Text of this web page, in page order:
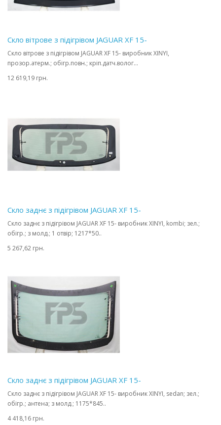
Скло вітрове з підігрівом JAGUAR XF 15-
Скло вітрове з підігрівом JAGUAR XF 15- виробник XINYI,
прозор.атерм.; обігр.повн.; кріп.датч.волог...
12 619,19 грн.
Скло заднє з підігрівом JAGUAR XF 15-
Скло заднє з підігрівом JAGUAR XF 15- виробник XINYI, kombi; зел.;
обігр.; з молд.; 1 отвір; 1217*50..
5 267,62 грн.
Скло заднє з підігрівом JAGUAR XF 15-
Скло заднє з підігрівом JAGUAR XF 15- виробник XINYI, sedan; зел.;
обігр.; антена; з молд.; 1175*845..
4 418,16 грн.